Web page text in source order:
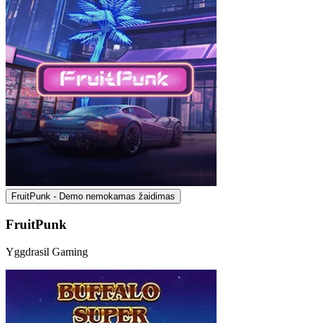
FruitPunk - Demo nemokamas žaidimas
FruitPunk
Yggdrasil Gaming